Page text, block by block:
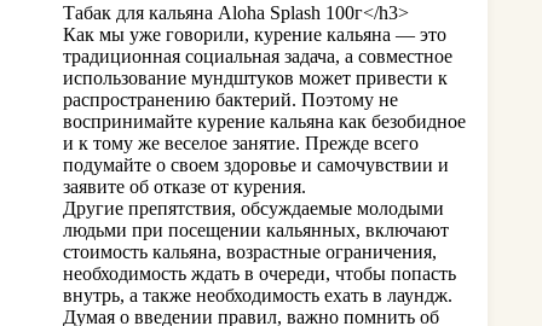
Табак для кальяна Aloha Splash 100г</h3>
Как мы уже говорили, курение кальяна — это
традиционная социальная задача, а совместное
использование мундштуков может привести к
распространению бактерий. Поэтому не
воспринимайте курение кальяна как безобидное
и к тому же веселое занятие. Прежде всего
подумайте о своем здоровье и самочувствии и
заявите об отказе от курения.
Другие препятствия, обсуждаемые молодыми
людьми при посещении кальянных, включают
стоимость кальяна, возрастные ограничения,
необходимость ждать в очереди, чтобы попасть
внутрь, а также необходимость ехать в лаундж.
Думая о введении правил, важно помнить об